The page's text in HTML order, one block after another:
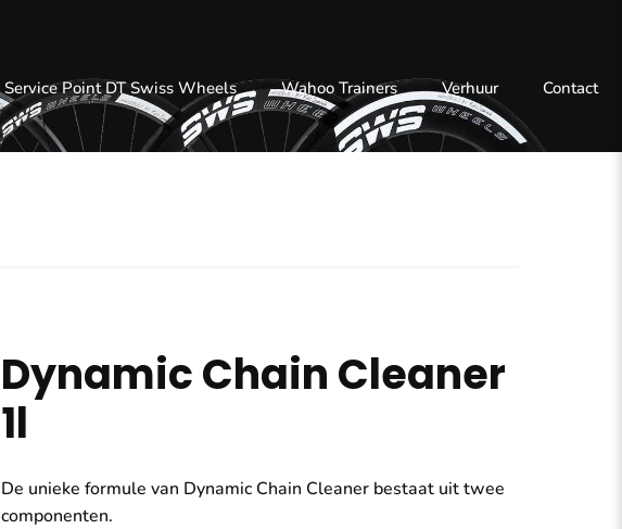
Service Point DT Swiss Wheels Wahoo Trainers Verhuur Contact
Dynamic Chain Cleaner
1l
De unieke formule van Dynamic Chain Cleaner bestaat uit twee
componenten.